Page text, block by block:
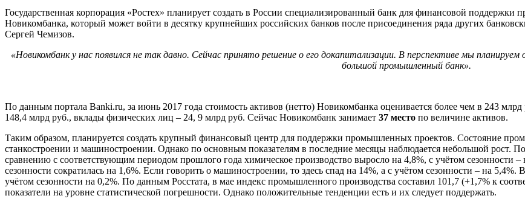
Государственная корпорация «Ростех» планирует создать в России специализированный банк для финансовой
Новикомбанка, который может войти в десятку крупнейших российских банков после присоединения ряда других
Сергей Чемизов.
«Новикомбанк у нас появился не так давно. Сейчас принято решение о его докапитализации. В перспективе мы
большой промышленный банк».
По данным портала Banki.ru, за июнь 2017 года стоимость активов (нетто) Новикомбанка оценивается более чем в 243
148,4 млрд руб., вклады физических лиц – 24, 9 млрд руб. Сейчас Новикомбанк занимает 37 место по величине активов.
Таким образом, планируется создать крупный финансовый центр для поддержки промышленных проектов. Состояние
станкостроении и машиностроении. Однако по основным показателям в последние месяцы наблюдается небольшой рост.
сравнению с соответствующим периодом прошлого года химическое производство выросло на 4,8%, с учётом сезонности
сезонности сократилась на 1,6%. Если говорить о машиностроении, то здесь спад на 14%, а с учётом сезонности – на
учётом сезонности на 0,2%. По данным Росстата, в мае индекс промышленного производства составил 101,7 (+1,7% к
показатели на уровне статистической погрешности. Однако положительные тенденции есть и их следует поддержать.